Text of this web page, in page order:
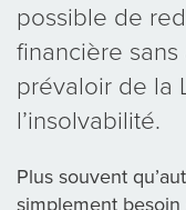
possible de
financière
prévaloir de la
l’insolvabilité.
Plus souvent
simplement